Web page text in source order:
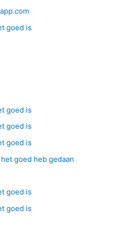
goed is
goed is
goed is
goed is
goed heb gedaan
goed is
goed is